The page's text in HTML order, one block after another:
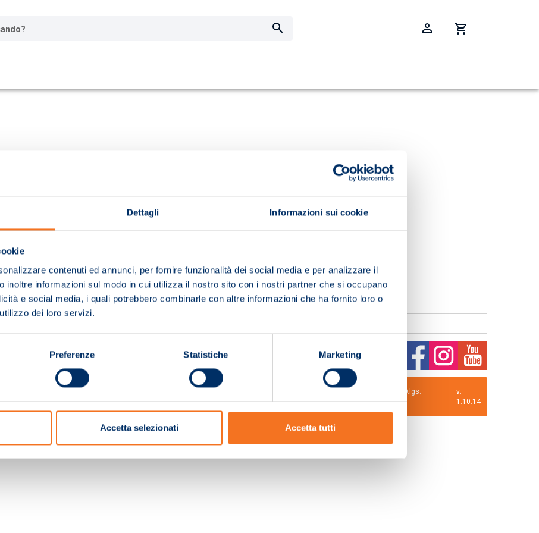
Dettagli Informazioni sui cookie
contenuti ed annunci, per fornire funzionalità dei social media e per analizzare il
inoltre informazioni sul modo in cui utilizza il nostro sito con i nostri partner che si occupano
e social media, i quali potrebbero combinarle con altre informazioni che ha fornito loro o
dei loro servizi.
Preferenze Statistiche Marketing
Accetta selezionati Accetta tutti
Registro Imprese Pistoia 01680210505 – R.E.A. n.155974 - Cap.Soc. € 2.000.000,00 i.v. La Società adotta il Codice Etico D.lgs.
v:
1.10.14